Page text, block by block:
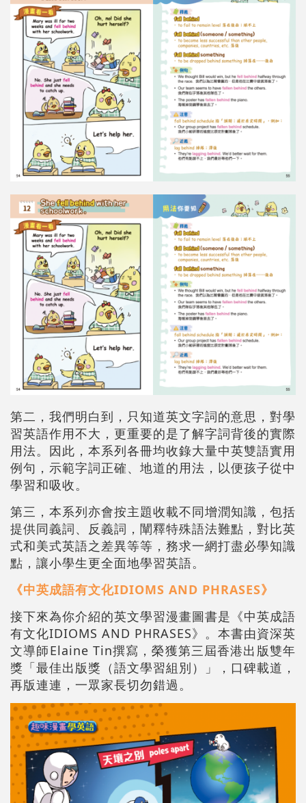
第二，我們明白到，只知道英文字詞的意思，對學
習英語作用不大，更重要的是了解字詞背後的實際
用法。因此，本系列各冊均收錄大量中英雙語實用
例句，示範字詞正確、地道的用法，以便孩子從中
學習和吸收。
第三，本系列亦會按主題收載不同增潤知識，包括
提供同義詞、反義詞，闡釋特殊語法難點，對比英
式和美式英語之差異等等，務求一網打盡必學知識
點，讓小學生更全面地學習英語。
《中英成語有文化IDIOMS AND PHRASES》
接下來為你介紹的英文學習漫畫圖書是《中英成語
有文化IDIOMS AND PHRASES》。本書由資深英
文導師Elaine Tin撰寫，榮獲第三屆香港出版雙年
獎「最佳出版獎（語文學習組別）」，口碑載道，
再版連連，一眾家長切勿錯過。